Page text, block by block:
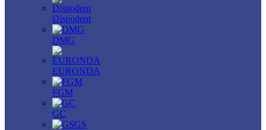
Dispodent
DMG
EURONDA
FGM
GC
GS